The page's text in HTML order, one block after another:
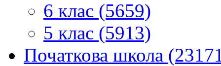
6 клас (5659)
5 клас (5913)
Початкова школа